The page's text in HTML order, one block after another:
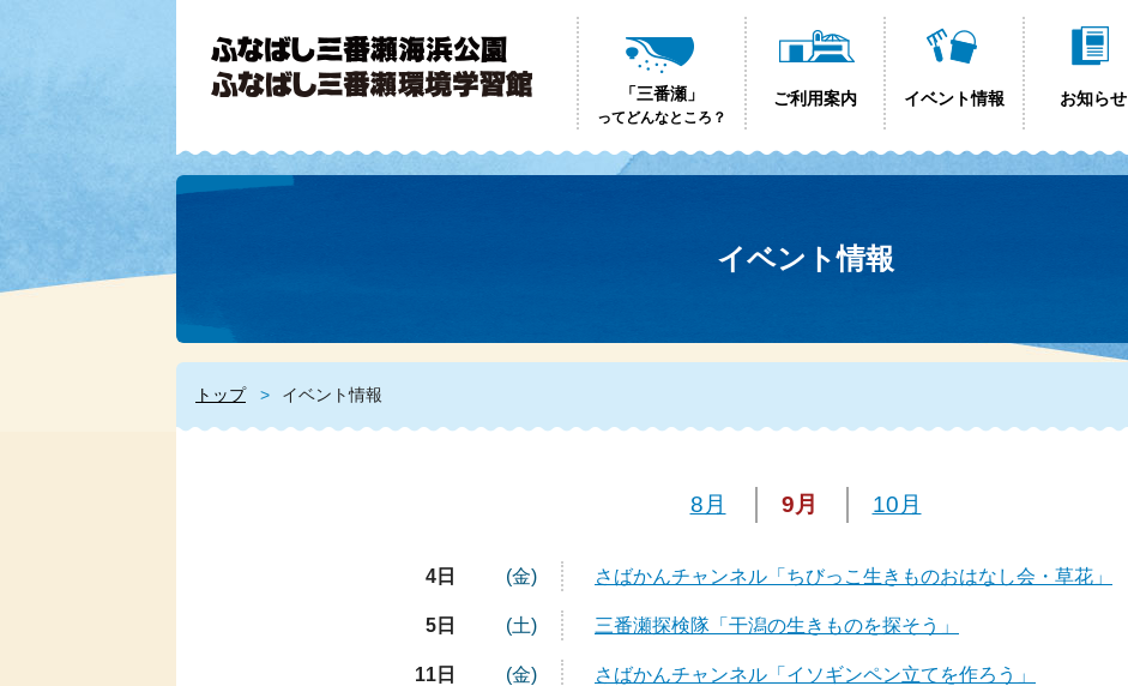
「三番瀬」
ってどんなところ？
ご利用案内 イベント情報 お知らせ
イベント情報
トップ イベント情報
8月 9月 10月
4日 (金) さばかんチャンネル「ちびっこ生きものおはなし会・草花」
5日 (土) 三番瀬探検隊「干潟の生きものを探そう」
11日 (金) さばかんチャンネル「イソギンペン立てを作ろう」